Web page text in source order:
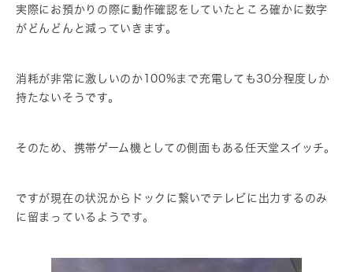
実際にお預かりの際に動作確認をしていたところ確かに数字
がどんどんと減っていきます。
消耗が非常に激しいのか100%まで充電しても30分程度しか
持たないそうです。
そのため、携帯ゲーム機としての側面もある任天堂スイッチ。
ですが現在の状況からドックに繋いでテレビに出力するのみ
に留まっているようです。